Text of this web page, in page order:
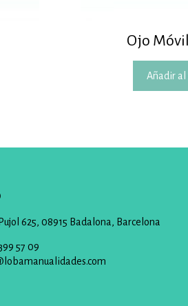
Ojo
Añadir al
625, 08915 Badalona, Barcelona
57 09